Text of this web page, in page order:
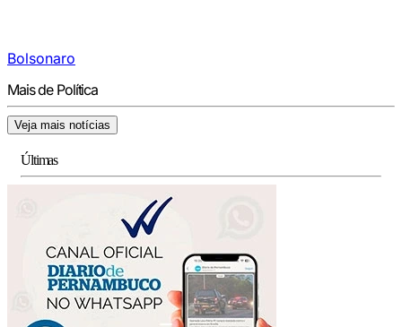
Bolsonaro
Mais de Política
Veja mais notícias
Últimas